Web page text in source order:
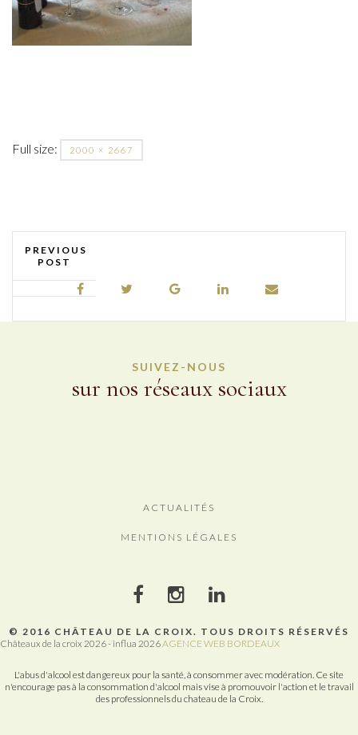
Full size: 2000 × 2667
PREVIOUS
POST
SUIVEZ-NOUS
sur nos réseaux sociaux
ACTUALITÉS
MENTIONS LÉGALES
© 2016 CHÂTEAU DE LA CROIX. TOUS DROITS RÉSERVÉS
Châteaux de la croix 2026 - influa 2026AGENCE WEB BORDEAUX
L'abus d'alcool est dangereux pour la santé, à consommer avec modération. Ce site
n'encourage pas à la consommation d'alcool mais vise à promouvoir l'action et le travail
des professionnels du chateau de la Croix.